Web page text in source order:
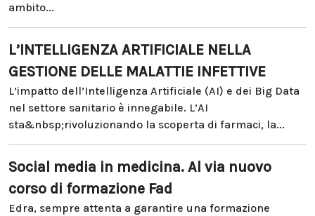
ambito...
L’INTELLIGENZA ARTIFICIALE NELLA
GESTIONE DELLE MALATTIE INFETTIVE
L’impatto dell’Intelligenza Artificiale (AI) e dei Big Data
nel settore sanitario è innegabile. L’AI
sta&nbsp;rivoluzionando la scoperta di farmaci, la...
Social media in medicina. Al via nuovo
corso di formazione Fad
Edra, sempre attenta a garantire una formazione